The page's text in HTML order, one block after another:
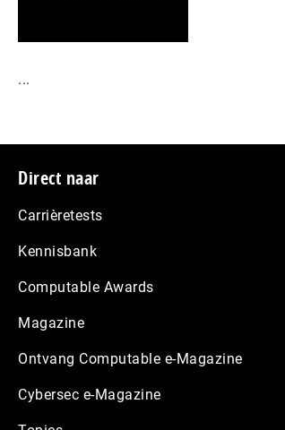
...
Footer
Direct naar
Carrièretests
Kennisbank
Computable Awards
Magazine
Ontvang Computable e-Magazine
Cybersec e-Magazine